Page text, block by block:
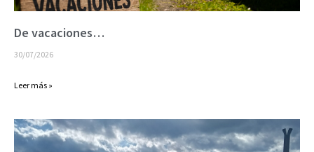
De vacaciones…
30/07/2026
Leer más »